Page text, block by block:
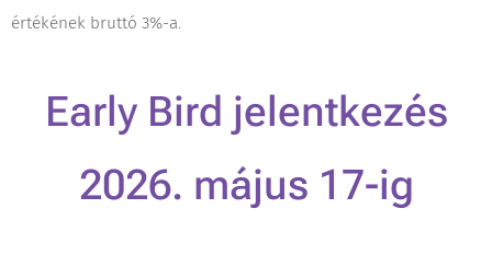
értékének bruttó 3%-a.
Early Bird jelentkezés
2026. május 17-ig